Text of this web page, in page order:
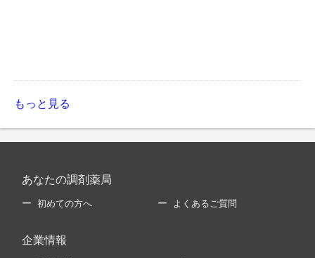
もっと見る
あなたの調剤薬局
初めての方へ よくあるご質問
企業情報